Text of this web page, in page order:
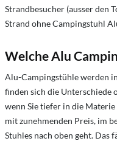
Strandbesucher (ausser den
Strand ohne Campingstuhl
Welche Alu
Alu-Campingstühle werden
finden sich die Unterschiede
wenn Sie tiefer in die Materie
mit zunehmenden Preis, im
Stuhles nach oben geht. Das